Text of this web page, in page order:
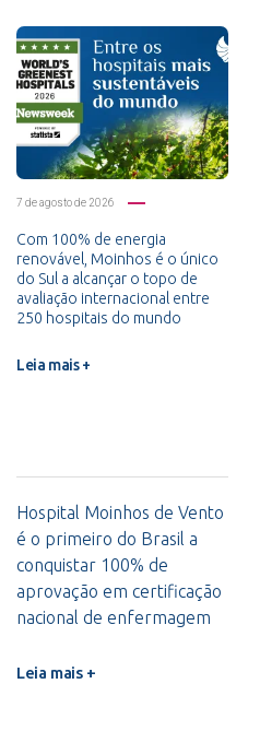
7 de agosto de 2026
Com 100% de energia
renovável, Moinhos é o único
do Sul a alcançar o topo de
avaliação internacional entre
250 hospitais do mundo
Leia mais +
Hospital Moinhos de Vento
é o primeiro do Brasil a
conquistar 100% de
aprovação em certificação
nacional de enfermagem
Leia mais +